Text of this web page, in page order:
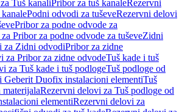
Tuš kanaliPribor za tuš kanaleRezervni
Podni odvodi za tuševeRezervni delovi
Pribor za podne odvode za
Pribor za podne odvode za tuševeZidni
za Zidni odvodiPribor za zidne
za Pribor za zidne odvodeTuš kade i tuš
za Tuš kade i tuš podlogeTuš podloge od
Geberit Duofix instalacioni elementiTuš
Rezervni delovi za Tuš podloge od
elementiRezervni delovi za